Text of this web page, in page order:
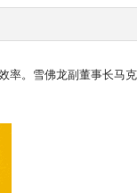
。雪佛龙副董事长马